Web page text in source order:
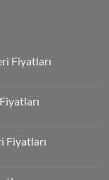
Fiyatları
Fiyatları